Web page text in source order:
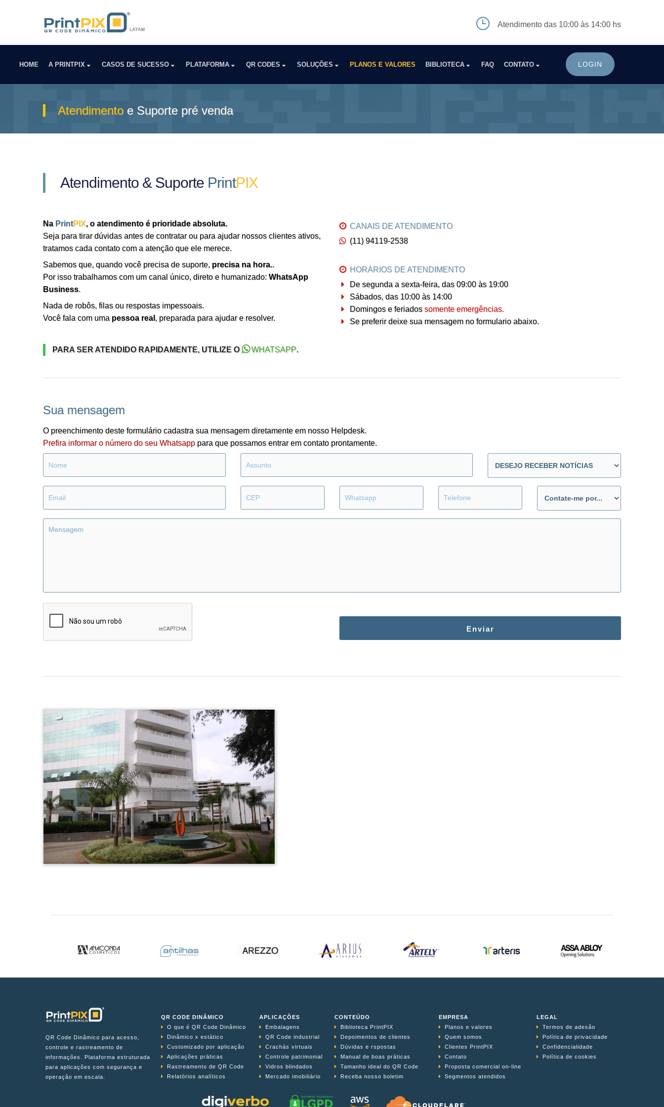
Atendimento das 10:00 às 14:00 hs
HOME A PRINTPIX CASOS DE SUCESSO PLATAFORMA QR CODES SOLUÇÕES PLANOS E VALORES BIBLIOTECA FAQ CONTATO LOGIN
Atendimento e Suporte pré venda
Atendimento & Suporte PrintPIX
Na PrintPIX, o atendimento é prioridade absoluta.
Seja para tirar dúvidas antes de contratar ou para ajudar nossos clientes ativos,
tratamos cada contato com a atenção que ele merece.
Sabemos que, quando você precisa de suporte, precisa na hora..
Por isso trabalhamos com um canal único, direto e humanizado: WhatsApp
Business.
Nada de robôs, filas ou respostas impessoais.
Você fala com uma pessoa real , preparada para ajudar e resolver.
CANAIS DE ATENDIMENTO
(11) 94119-2538
HORÁRIOS DE ATENDIMENTO
De segunda a sexta-feira, das 09:00 às 19:00
Sábados, das 10:00 às 14:00
Domingos e feriados somente emergências.
Se preferir deixe sua mensagem no formulario abaixo.
PARA SER ATENDIDO RAPIDAMENTE, UTILIZE O WHATSAPP.
Sua mensagem
O preenchimento deste formulário cadastra sua mensagem diretamente em nosso Helpdesk.
Prefira informar o número do seu Whatsapp para que possamos entrar em contato prontamente.
QR Code Dinâmico para acesso,
controle e rastreamento de
informações. Plataforma estruturada
para aplicações com segurança e
operação em escala.
QR CODE DINÂMICO
O que é QR Code Dinâmico
Dinâmico x estático
Customizado por aplicação
Aplicações práticas
Rastreamento de QR Code
Relatórios analíticos
APLICAÇÕES
Embalagens
QR Code industrial
Crachás virtuais
Controle patrimonial
Vidros blindados
Mercado imobiliário
CONTEÚDO
Biblioteca PrintPIX
Depoimentos de clientes
Dúvidas e rspostas
Manual de boas práticas
Tamanho ideal do QR Code
Receba nosso boletim
EMPRESA
Planos e valores
Quem somos
Clientes PrintPIX
Contato
Proposta comercial on-line
Segmentos atendidos
LEGAL
Termos de adesão
Política de privacidade
Confidencialidade
Política de cookies